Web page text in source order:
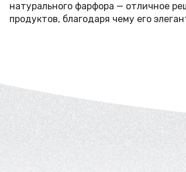
натурального фарфора — отличное
продуктов, благодаря чему его